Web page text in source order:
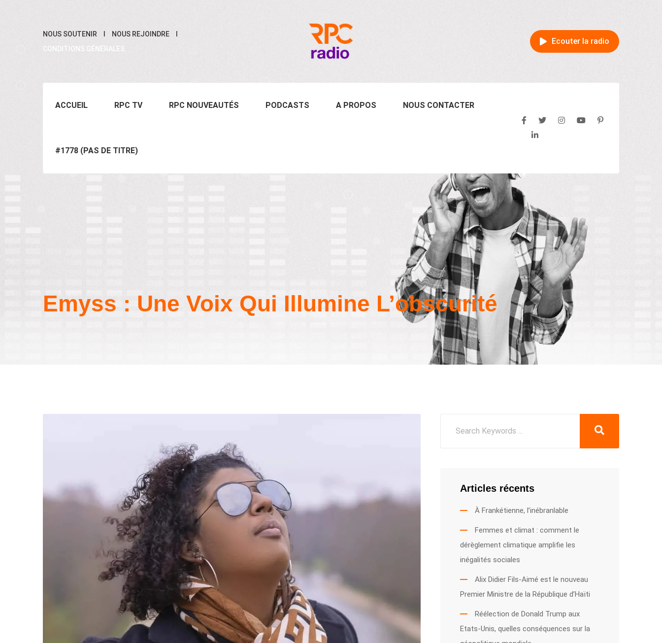
NOUS SOUTENIR
NOUS REJOINDRE
CONDITIONS GÉNÉRALES
Ecouter la radio
ACCUEIL RPC TV RPC NOUVEAUTÉS PODCASTS A PROPOS NOUS CONTACTER
#1778 (PAS DE TITRE)
Emyss : Une Voix Qui Illumine L’obscurité
Articles récents
À Frankétienne, l’inébranlable
Femmes et climat : comment le
dérèglement climatique amplifie les
inégalités sociales
Alix Didier Fils-Aimé est le nouveau
Premier Ministre de la République d’Haïti
Réélection de Donald Trump aux
Etats-Unis, quelles conséquences sur la